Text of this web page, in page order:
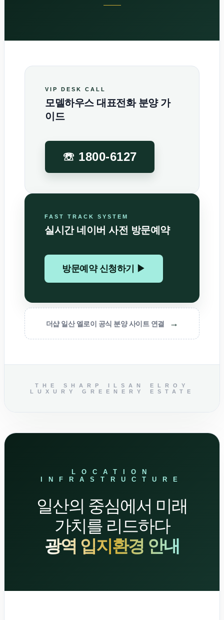
VIP DESK CALL
모델하우스 대표전화 분양 가
이드
☏ 1800-6127
FAST TRACK SYSTEM
실시간 네이버 사전 방문예약
방문예약 신청하기 ▶
더샵 일산 엘로이 공식 분양 사이트 연결 →
THE SHARP ILSAN ELROY
LUXURY GREENERY ESTATE
LOCATION
INFRASTRUCTURE
일산의 중심에서 미래
가치를 리드하다
광역 입지환경 안내